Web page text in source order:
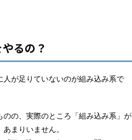
るの？
が足りていないのが組み込み系で
の、実際のところ「組み込み系」が
まりいません。